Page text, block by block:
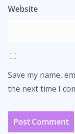
Website
Save my name,
the next time I